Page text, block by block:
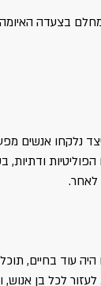
בצעדה
נלקחו אנשים
לאחר.
לפני שנתיים בהיותו בן 88.
לכל בן